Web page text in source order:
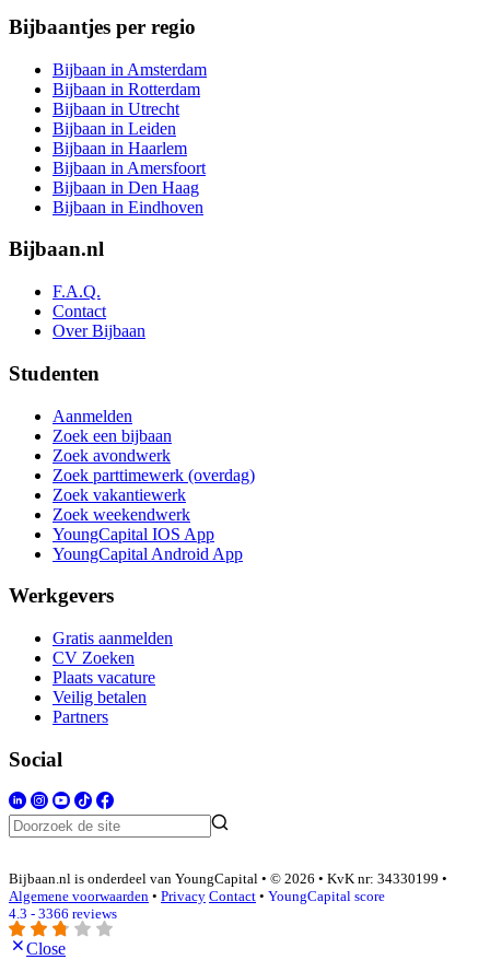
Bijbaantjes per regio
Bijbaan in Amsterdam
Bijbaan in Rotterdam
Bijbaan in Utrecht
Bijbaan in Leiden
Bijbaan in Haarlem
Bijbaan in Amersfoort
Bijbaan in Den Haag
Bijbaan in Eindhoven
Bijbaan.nl
F.A.Q.
Contact
Over Bijbaan
Studenten
Aanmelden
Zoek een bijbaan
Zoek avondwerk
Zoek parttimewerk (overdag)
Zoek vakantiewerk
Zoek weekendwerk
YoungCapital IOS App
YoungCapital Android App
Werkgevers
Gratis aanmelden
CV Zoeken
Plaats vacature
Veilig betalen
Partners
Social
Bijbaan.nl is onderdeel van YoungCapital • © 2026 • KvK nr: 34330199 •
Algemene voorwaarden • Privacy Contact • YoungCapital score
4.3 - 3366 reviews
Close